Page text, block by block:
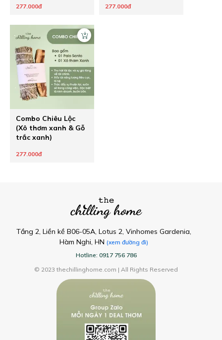
277.000đ 277.000đ
Combo Chiêu Lộc
(Xô thơm xanh & Gỗ
trắc xanh)
277.000đ
Tầng 2, Liền kề B06-05A, Lotus 2, Vinhomes Gardenia,
Hàm Nghi, HN (xem đường đi)
Hotline: 0917 756 786
© 2023 thechillinghome.com | All Rights Reserved